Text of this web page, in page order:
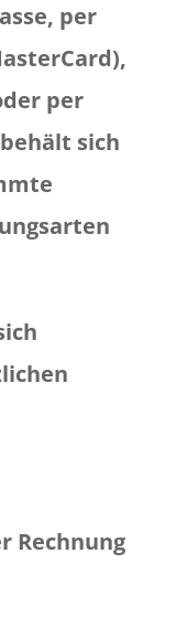
per
per
sich
Rechnung